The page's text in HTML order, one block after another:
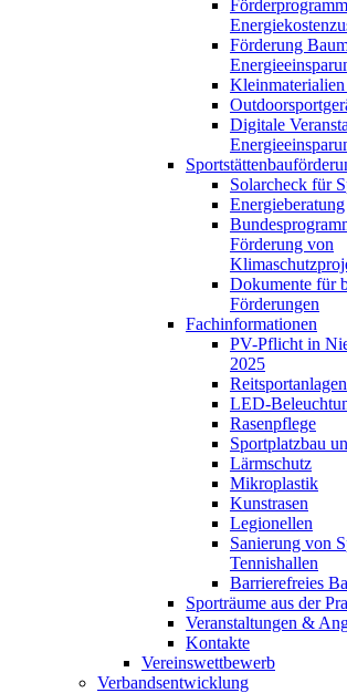
Förderprogramm
Förderung
Kleinmaterialien
Digitale
Solarcheck für
Energieberatung
Förderung von
Dokumente für
Förderungen
Fachinformationen
PV-Pflicht in
2025
Reitsportanlagen
LED-
Rasenpflege
Sportplatzbau
Lärmschutz
Mikroplastik
Kunstrasen
Legionellen
Sanierung von
Tennishallen
Barrierefreies
Sporträume aus der
Veranstaltungen &
Kontakte
Vereinswettbewerb
Verbandsentwicklung